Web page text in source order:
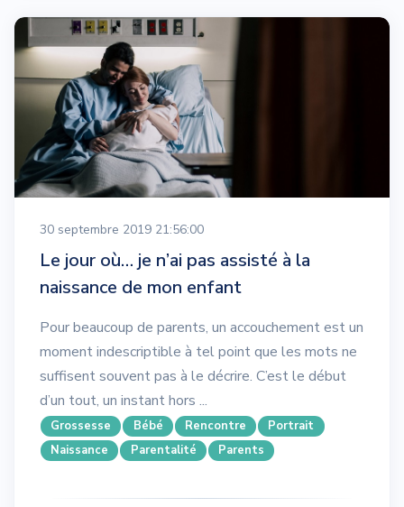
30 septembre 2019 21:56:00
Le jour où… je n’ai pas assisté à la
naissance de mon enfant
Pour beaucoup de parents, un accouchement est un
moment indescriptible à tel point que les mots ne
suffisent souvent pas à le décrire. C’est le début
d’un tout, un instant hors ...
Grossesse Bébé Rencontre
Portrait
Naissance
Parentalité Parents